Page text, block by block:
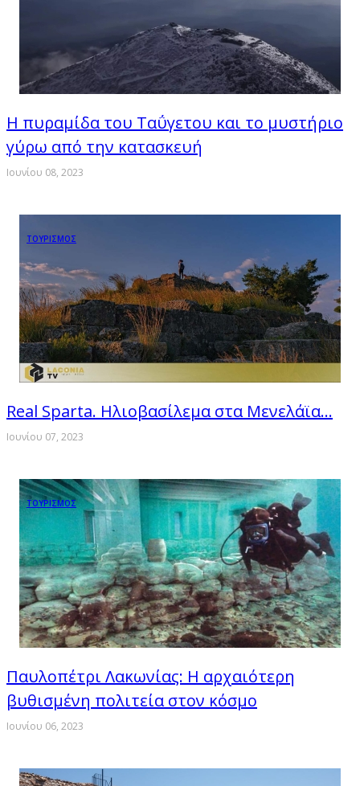
Η πυραμίδα του Ταΰγετου και το μυστήριο
γύρω από την κατασκευή
Ιουνίου 08, 2023
ΤΟΥΡΙΣΜΟΣ
Real Sparta. Ηλιοβασίλεμα στα Μενελάϊα...
Ιουνίου 07, 2023
ΤΟΥΡΙΣΜΟΣ
Παυλοπέτρι Λακωνίας: Η αρχαιότερη
βυθισμένη πολιτεία στον κόσμο
Ιουνίου 06, 2023